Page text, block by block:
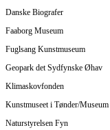
Danske Biografer
Faaborg Museum
Fuglsang Kunstmuseum
Geopark det Sydfynske Øhav
Klimaskovfonden
Kunstmuseet i Tønder/
Naturstyrelsen Fyn